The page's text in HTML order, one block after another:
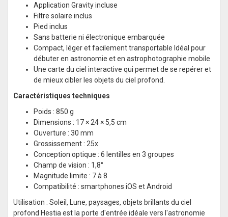
Application Gravity incluse
Filtre solaire inclus
Pied inclus
Sans batterie ni électronique embarquée
Compact, léger et facilement transportable Idéal pour
débuter en astronomie et en astrophotographie mobile
Une carte du ciel interactive qui permet de se repérer et
de mieux cibler les objets du ciel profond.
Caractéristiques techniques
Poids : 850 g
Dimensions : 17 × 24 × 5,5 cm
Ouverture : 30 mm
Grossissement : 25x
Conception optique : 6 lentilles en 3 groupes
Champ de vision : 1,8°
Magnitude limite : 7 à 8
Compatibilité : smartphones iOS et Android
Utilisation : Soleil, Lune, paysages, objets brillants du ciel
profond Hestia est la porte d'entrée idéale vers l'astronomie